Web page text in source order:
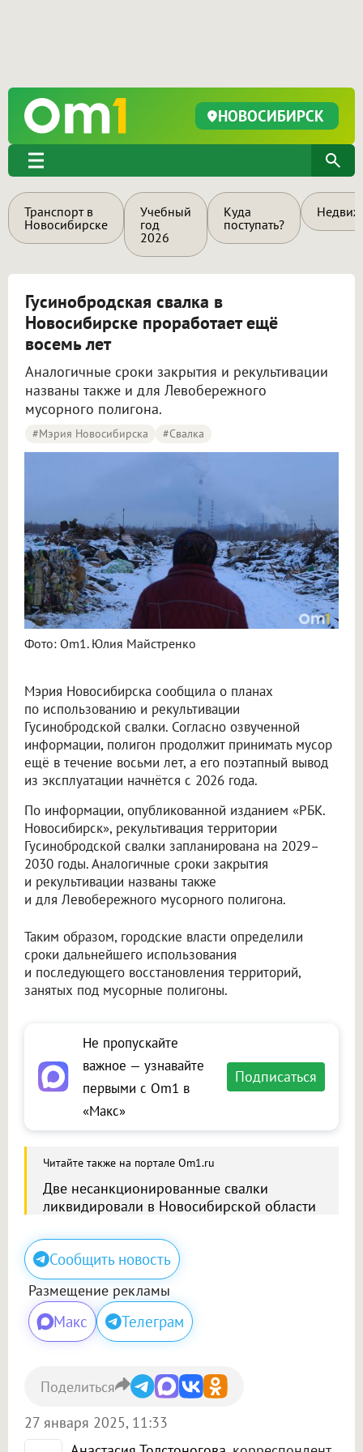
НОВОСИБИРСК
Транспорт в
Новосибирске
Учебный
год
2026
Куда
поступать?
Гусинобродская свалка в
Новосибирске проработает ещё
восемь лет
Аналогичные сроки закрытия и рекультивации
названы также и для Левобережного
мусорного полигона.
#Мэрия Новосибирска #Свалка
Фото: Om1. Юлия Майстренко
Мэрия Новосибирска сообщила о планах
по использованию и рекультивации
Гусинобродской свалки. Согласно озвученной
информации, полигон продолжит принимать мусор
ещё в течение восьми лет, а его поэтапный вывод
из эксплуатации начнётся с 2026 года.
По информации, опубликованной изданием «РБК.
Новосибирск», рекультивация территории
Гусинобродской свалки запланирована на 2029–
2030 годы. Аналогичные сроки закрытия
и рекультивации названы также
и для Левобережного мусорного полигона.
Таким образом, городские власти определили
сроки дальнейшего использования
и последующего восстановления территорий,
занятых под мусорные полигоны.
Не пропускайте
важное — узнавайте
первыми с Om1 в
«Макс»
Подписаться
Читайте также на портале Om1.ru
Две несанкционированные свалки
ликвидировали в Новосибирской области
Сообщить новость
Размещение рекламы
Макс Телеграм
27 января 2025, 11:33
Поделиться